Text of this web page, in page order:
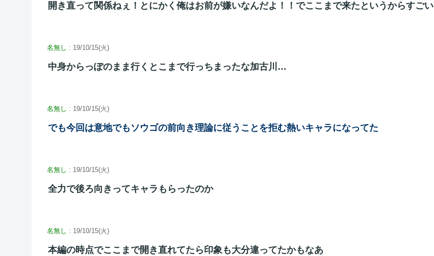
開き直って関係ねぇ！とにかく俺はお前が嫌いなんだよ！！でここまで来たというからすごい
名無し : 19/10/15(火)
中身からっぽのまま行くとこまで行っちまったな加古川…
名無し : 19/10/15(火)
でも今回は意地でもソウゴの前向き理論に従うことを拒む熱いキャラになってた
名無し : 19/10/15(火)
全力で後ろ向きってキャラもらったのか
名無し : 19/10/15(火)
本編の時点でここまで開き直れてたら印象も大分違ってたかもなあ